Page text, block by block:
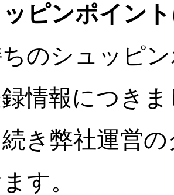
ピンポイン
のシュッピ
録情報につき
き弊社運営
す。